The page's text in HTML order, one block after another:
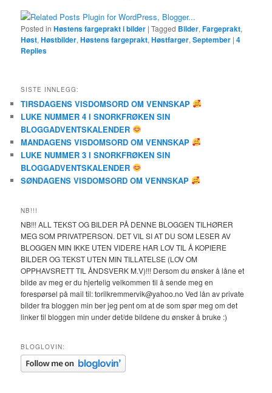
Posted in Høstens fargeprakt i bilder |Tagged Bilder,Fargeprakt,
Høst,Høstbilder,Høstens fargeprakt,Høstfarger,September |4
Replies
SISTE INNLEGG:
TIRSDAGENS VISDOMSORD OM VENNSKAP
LUKE NUMMER 4 I SNORKFRØKEN SIN
BLOGGADVENTSKALENDER
MANDAGENS VISDOMSORD OM VENNSKAP
LUKE NUMMER 3 I SNORKFRØKEN SIN
BLOGGADVENTSKALENDER
SØNDAGENS VISDOMSORD OM VENNSKAP
NB!!!
NB!!! ALL TEKST OG BILDER PÅ DENNE BLOGGEN TILHØRER
MEG SOM PRIVATPERSON. DET VIL SI AT DU SOM LESER AV
BLOGGEN MIN IKKE UTEN VIDERE HAR LOV TIL Å KOPIERE
BILDER OG TEKST UTEN MIN TILLATELSE (LOV OM
OPPHAVSRETT TIL ÅNDSVERK M.V)!!! Dersom du ønsker å låne et
bilde av meg er du hjertelig velkommen til å sende meg en
forespørsel på mail til: torilkremmervik@yahoo.no Ved lån av private
bilder fra bloggen min ber jeg pent om at de som spør meg om det
linker til bloggen min under det/de bildene du ønsker å bruke :)
BLOGLOVIN: